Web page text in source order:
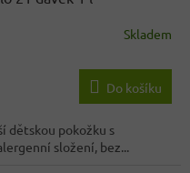
Skladem
Do košíku
dětskou pokožku s
složení, bez...